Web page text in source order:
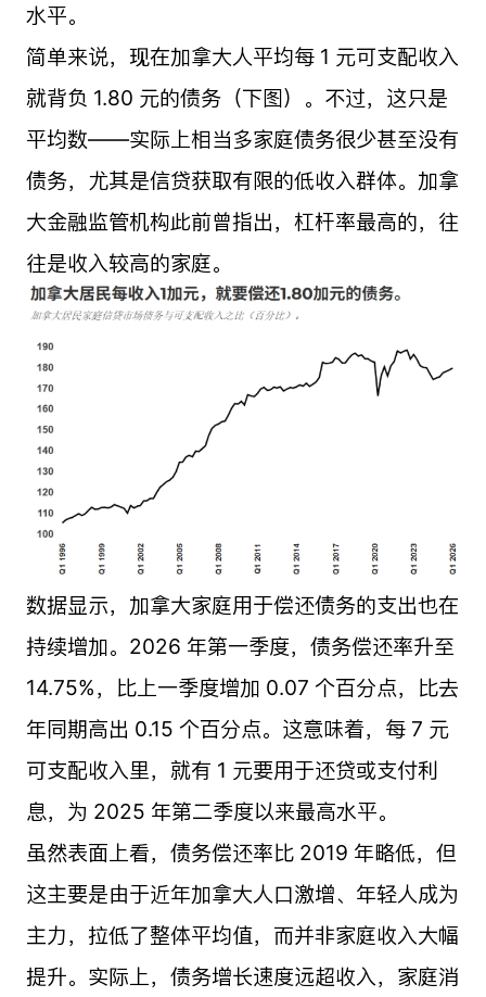
水平。
简单来说，现在加拿大人平均每 1 元可支配收入
就背负 1.80 元的债务（下图）。不过，这只是
平均数——实际上相当多家庭债务很少甚至没有
债务，尤其是信贷获取有限的低收入群体。加拿
大金融监管机构此前曾指出，杠杆率最高的，往
往是收入较高的家庭。
数据显示，加拿大家庭用于偿还债务的支出也在
持续增加。2026 年第一季度，债务偿还率升至
14.75%，比上一季度增加 0.07 个百分点，比去
年同期高出 0.15 个百分点。这意味着，每 7 元
可支配收入里，就有 1 元要用于还贷或支付利
息，为 2025 年第二季度以来最高水平。
虽然表面上看，债务偿还率比 2019 年略低，但
这主要是由于近年加拿大人口激增、年轻人成为
主力，拉低了整体平均值，而并非家庭收入大幅
提升。实际上，债务增长速度远超收入，家庭消